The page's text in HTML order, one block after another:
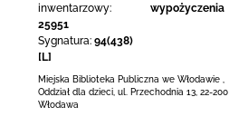
inwentarzowy:
25951
Sygnatura: 94(438)
[L]
wypożyczenia
Miejska Biblioteka Publiczna we Włodawie
Oddział dla dzieci, ul. Przechodnia 13 22-200
Włodawa